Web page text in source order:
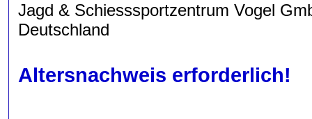
Jagd & Schiesssportzentrum Vogel
Deutschland
Altersnachweis erforderlich!